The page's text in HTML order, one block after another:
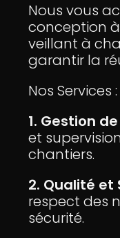
Nous vous
conception
veillant à
garantir la
Nos Services :
1. Gestion
et
chantiers.
2. Qualité et
respect des
sécurité.